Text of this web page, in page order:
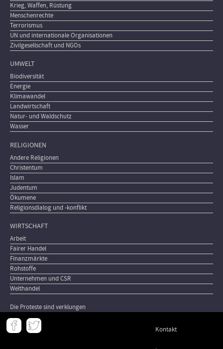
Krieg, Waffen, Rüstung
Menschenrechte
Terrorismus
UN und internationale Organisationen
Zivilgesellschaft und NGOs
UMWELT
Biodiversität
Energie
Klimawandel
Landwirtschaft
Natur- und Waldschutz
Wasser
RELIGIONEN
Andere Religionen
Christentum
Islam
Judentum
Ökumene
Religionsdialog und -konflikt
WIRTSCHAFT
Arbeit
Fairer Handel
Finanzmärkte
Rohstoffe
Unternehmen und CSR
Welthandel
Die Proteste sind verklungen
Meta
- Kontakt